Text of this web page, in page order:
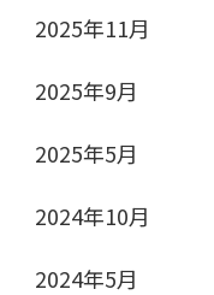
2025年11月
2025年9月
2025年5月
2024年10月
2024年5月